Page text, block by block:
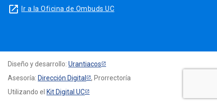
launch Ir a la Oficina de Ombuds UC
Diseño y desarrollo: Urantiacos
Asesoría: Dirección Digital
, Prorrectoría
Utilizando el Kit Digital UC